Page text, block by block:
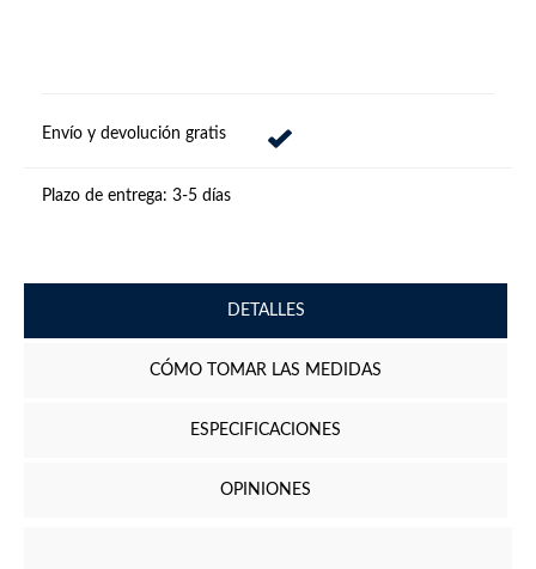
Envío y devolución gratis
Plazo de entrega: 3-5 días
DETALLES
CÓMO TOMAR LAS MEDIDAS
ESPECIFICACIONES
OPINIONES